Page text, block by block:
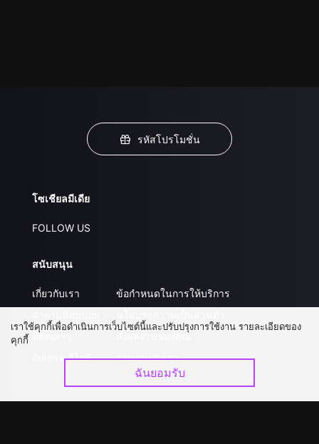
รหัสโปรโมชั่น
โซเชียลมีเดีย
FOLLOW US
สนับสนุน
เกี่ยวกับเรา
ติดต่อเรา
อัปเกรด วีไอพี
ข้อกำหนดในการให้บริการ
ส่งผลงานของคุณ
ร่วมงานกับเรา
เราใช้คุกกี้เพื่อดำเนินการเว็บไซต์นี้และปรับปรุงการใช้งาน รายละเอียดของ
คุกกี้
ฉันยอมรับ